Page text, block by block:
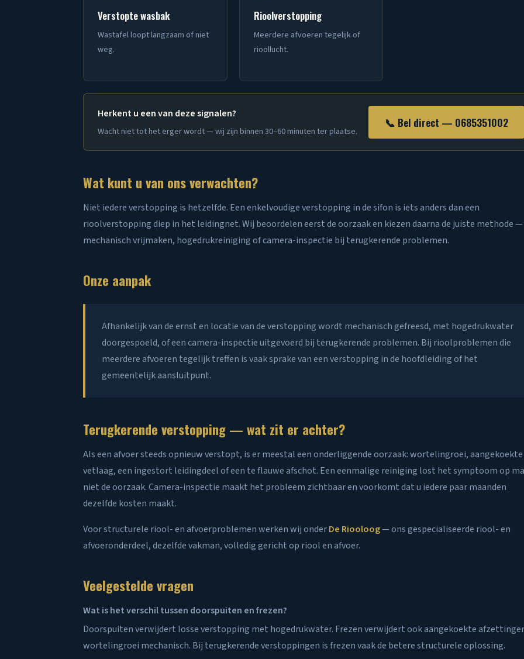
Verstopte wasbak
Wastafel loopt langzaam of niet
weg.
Rioolverstopping
Meerdere afvoeren tegelijk of
rioollucht.
Herkent u een van deze signalen?
Wacht niet tot het erger wordt — wij zijn binnen 30–60 minuten ter plaatse.
📞 Bel direct — 0685351002
Wat kunt u van ons verwachten?
Niet iedere verstopping is hetzelfde. Een enkelvoudige verstopping in de sifon is iets anders dan een
rioolverstopping diep in het leidingnet. Wij beoordelen eerst de oorzaak en kiezen daarna de juiste methode —
mechanisch vrijmaken, hogedrukreiniging of camera-inspectie bij terugkerende problemen.
Onze aanpak
Afhankelijk van de ernst en locatie van de verstopping wordt mechanisch gefreesd, met hogedrukwater
doorgespoeld, of een camera-inspectie uitgevoerd bij terugkerende problemen. Bij rioolproblemen die
meerdere afvoeren tegelijk treffen is vaak sprake van een verstopping in de hoofdleiding of het
gemeentelijk aansluitpunt.
Terugkerende verstopping — wat zit er achter?
Als een afvoer steeds opnieuw verstopt, is er meestal een onderliggende oorzaak: wortelingroei, aangekoekte
vetlaag, een ingestort leidingdeel of een te flauwe afschot. Een eenmalige reiniging lost het symptoom op
niet de oorzaak. Camera-inspectie maakt het probleem zichtbaar en voorkomt dat u iedere paar maanden
dezelfde kosten maakt.
Voor structurele riool- en afvoerproblemen werken wij onderDe Riooloog— ons gespecialiseerde riool- en
afvoeronderdeel, dezelfde vakman, volledig gericht op riool en afvoer.
Veelgestelde vragen
Wat is het verschil tussen doorspuiten en frezen?
Doorspuiten verwijdert losse verstopping met hogedrukwater. Frezen verwijdert ook aangekoekte
wortelingroei mechanisch. Bij terugkerende verstoppingen is frezen vaak de betere structurele oplossing.